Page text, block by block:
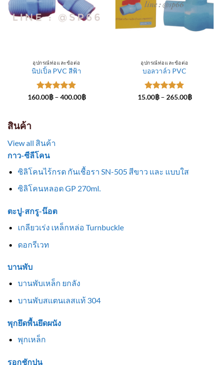
อุปกรณ์ท่อและข้อต่อ
นิปเปิ้ล PVC สีฟ้า
ให้คะแนน
160.00฿ – 400.00฿Price
อุปกรณ์ท่อและข้อต่อ
บอลวาล์ว PVC
ให้คะแนน
15.00฿ – 265.00฿Price
สินค้า
View all สินค้า
กาว-ซีลีโคน
ซิลิโคนไร้กรด กันเชื้อรา SN-505 สีขาว และ แบบใส
ซิลิโคนหลอด GP 270ml.
ตะปู-สกรู-น๊อต
เกลียวเร่ง เหล็กหล่อ Turnbuckle
ดอกรีเวท
บานพับ
บานพับเหล็ก ยกลัง
บานพับสแตนเลสแท้ 304
พุกยึดพื้นยึดผนัง
พุกเหล็ก
รอกชักปูน